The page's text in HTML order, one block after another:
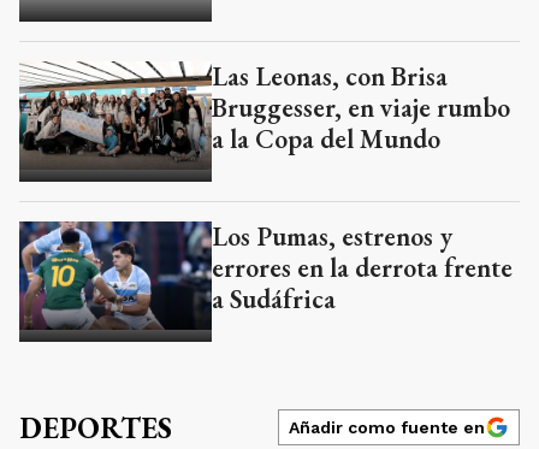
Las Leonas, con Brisa
Bruggesser, en viaje rumbo
a la Copa del Mundo
Los Pumas, estrenos y
errores en la derrota frente
a Sudáfrica
DEPORTES Añadir como fuente en